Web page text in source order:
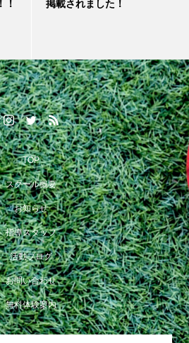
！
掲載されました！
TOP
スクール概要
お知らせ
指導スタッフ
活動ブログ
お問い合わせ
無料体験案内